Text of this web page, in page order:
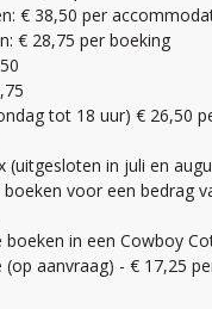
€ 38,50 per
€ 28,75 per boeking
tot 18 uur) € 26,50
(uitgesloten in juli en
voor een bedrag
boeken in een Cowboy
(op aanvraag) - € 17,25